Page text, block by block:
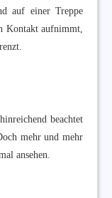
auf einer Treppe
Kontakt aufnimmt,
beachtet
mehr und mehr
ansehen.